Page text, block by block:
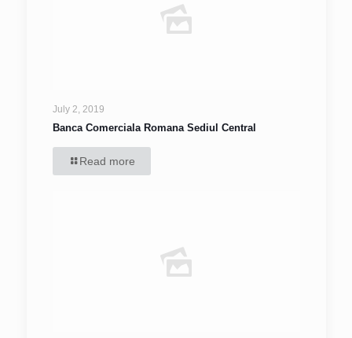
July 2, 2019
Banca Comerciala Romana Sediul Central
Read more